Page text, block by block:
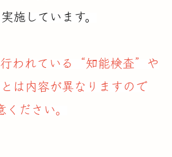
施しています。
われている“知能検査”や
は内容が異なりますので
ください。